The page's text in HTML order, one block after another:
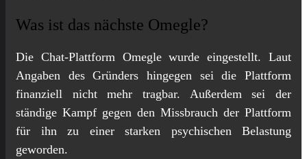
Was ist das nächste Omegle?
Die Chat-Plattform Omegle wurde eingestellt. Laut
Angaben des Gründers hingegen sei die Plattform
finanziell nicht mehr tragbar. Außerdem sei der
ständige Kampf gegen den Missbrauch der Plattform
für ihn zu einer starken psychischen Belastung
geworden.